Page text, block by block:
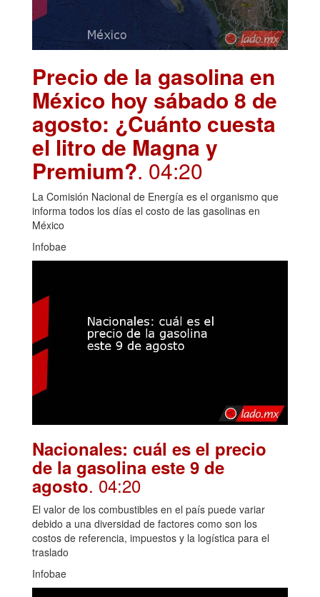
Precio de la gasolina en
México hoy sábado 8 de
agosto: ¿Cuánto cuesta
el litro de Magna y
Premium?. 04:20
La Comisión Nacional de Energía es el organismo que
informa todos los días el costo de las gasolinas en
México
Infobae
Nacionales: cuál es el precio
de la gasolina este 9 de
agosto. 04:20
El valor de los combustibles en el país puede variar
debido a una diversidad de factores como son los
costos de referencia, impuestos y la logística para el
traslado
Infobae